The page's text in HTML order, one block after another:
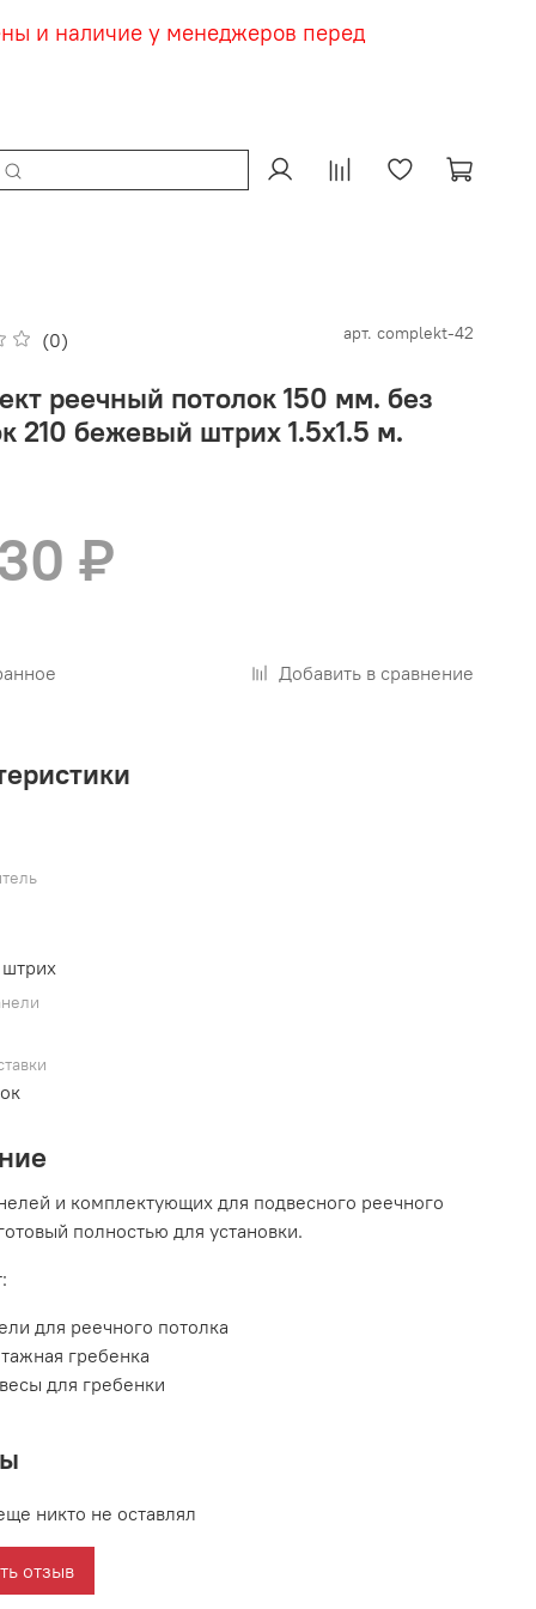
и наличие у менеджеров перед
(0) арт. complekt-42
реечный потолок 150 мм. без
210 бежевый штрих 1.5х1.5 м.
₽
Добавить в сравнение
и комплектующих для подвесного реечного
полностью для установки.
для реечного потолка
гребенка
для гребенки
никто не оставлял
отзыв